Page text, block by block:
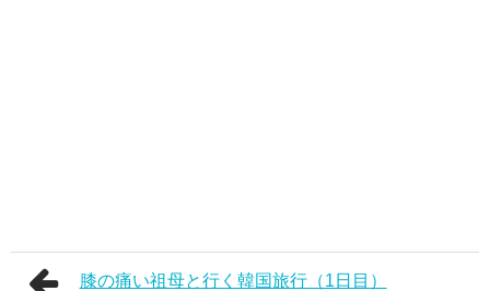
膝の痛い祖母と行く韓国旅行（1日目）